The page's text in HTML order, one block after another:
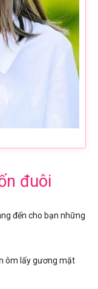
đuôi
đến cho bạn những
ôm lấy gương mặt